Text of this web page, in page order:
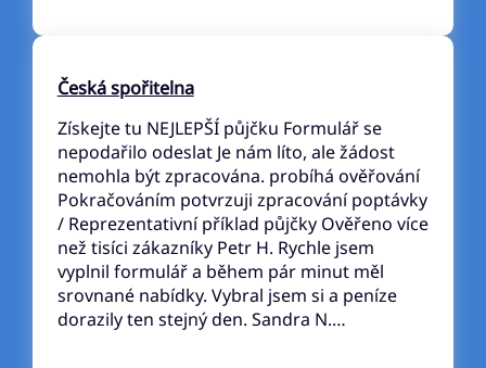
Česká spořitelna
Získejte tu NEJLEPŠÍ půjčku Formulář se
nepodařilo odeslat Je nám líto, ale žádost
nemohla být zpracována. probíhá ověřování
Pokračováním potvrzuji zpracování poptávky
/ Reprezentativní příklad půjčky Ověřeno více
než tisíci zákazníky Petr H. Rychle jsem
vyplnil formulář a během pár minut měl
srovnané nabídky. Vybral jsem si a peníze
dorazily ten stejný den. Sandra N.…